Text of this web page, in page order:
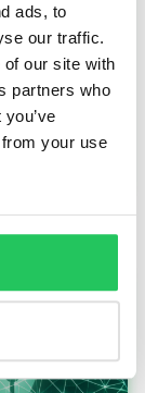
ads, to
our traffic.
our site with
partners who
your use
újra